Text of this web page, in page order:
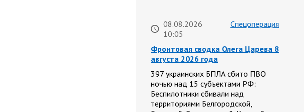
08.08.2026
10:05
Спецоперация
Фронтовая сводка Олега Царева 8
августа 2026 года
397 украинских БПЛА сбито ПВО
ночью над 15 субъектами РФ:
Беспилотники сбивали над
территориями Белгородской,